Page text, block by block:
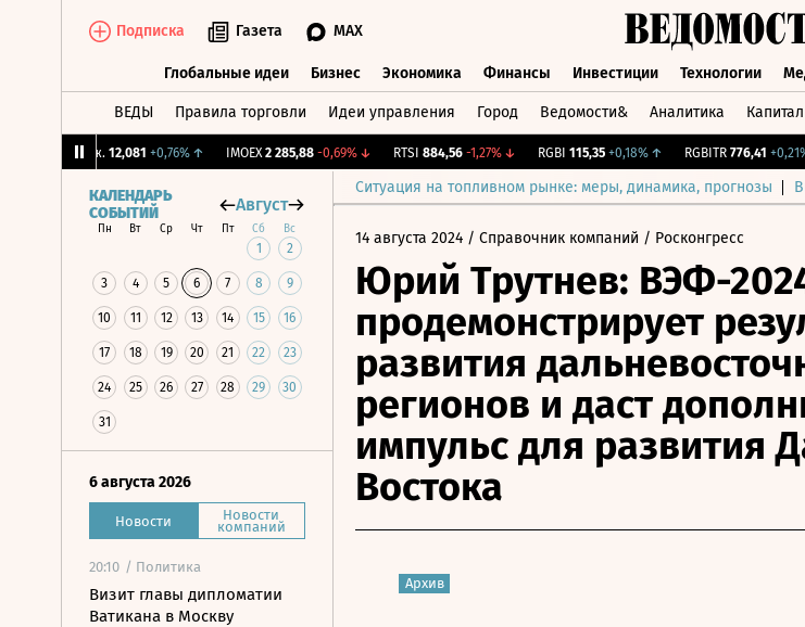
Подписка Газета MAX
Глобальные идеи Бизнес Экономика Финансы Инвестиции Технологии
ВЕДЫ Правила торговли Идеи управления Город Ведомости& Аналитика Капитал
12,081 +0,76%↑ IMOEX 2 285,88 -0,69%↓ RTSI 884,56 -1,27%↓ RGBI 115,35 +0,18% ↑ RGBITR 776,41 +0,21%↑
Ситуация на топливном рынке: меры, динамика, прогнозы
КАЛЕНДАРЬ
СОБЫТИЙ
Август
Пн Вт Ср Чт Пт Сб Вс
1 2
3 4 5 6 7 8 9
10 11 12 13 14 15 16
17 18 19 20 21 22 23
24 25 26 27 28 29 30
31
6 августа 2026
Новости Новости
компаний
20:10 / Политика
Визит главы дипломатии
Ватикана в Москву
14 августа 2024 / Справочник компаний / Росконгресс
Юрий Трутнев: ВЭФ-
продемонстрирует
развития
регионов и даст
импульс для развития
Востока
Архив